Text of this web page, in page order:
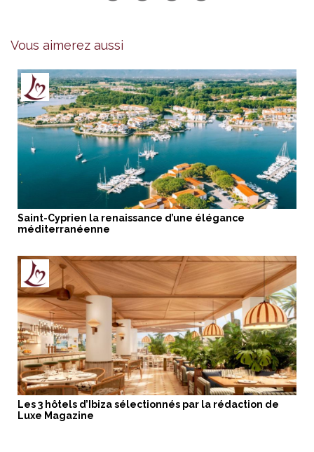
Vous aimerez aussi
Saint-Cyprien la renaissance d’une élégance
méditerranéenne
Les 3 hôtels d’Ibiza sélectionnés par la rédaction de
Luxe Magazine